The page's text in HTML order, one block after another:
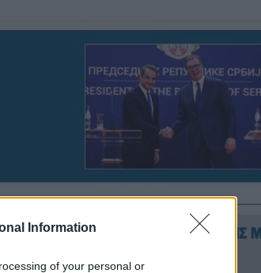
Information
of your personal or